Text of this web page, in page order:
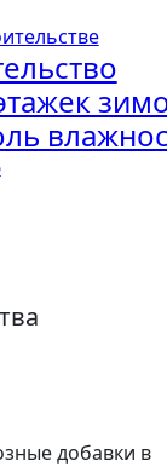
добавки в